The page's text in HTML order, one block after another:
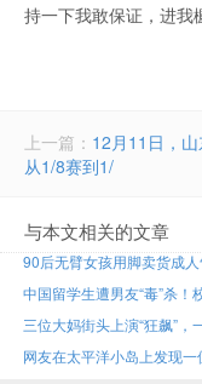
持一下我敢保证，进我
上一篇： 12月11日，
从1/8赛到1/
与本文相关的文章
90后无臂女孩用脚卖货成
中国留学生遭男友“毒”杀
三位大妈街头上演“狂飙”，
网友在太平洋小岛上发现一